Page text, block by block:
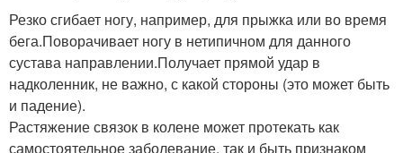
Резко сгибает ногу, например, для прыжка или во время
бега.Поворачивает ногу в нетипичном для данного
сустава направлении.Получает прямой удар в
надколенник, не важно, с какой стороны (это может быть
и падение).
Растяжение связок в колене может протекать как
самостоятельное заболевание, так и быть признаком